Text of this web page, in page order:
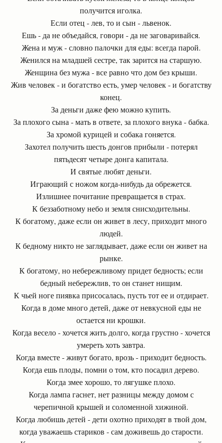
получится иголка.
Если отец - лев, то и сын - львенок.
Ешь - да не объедайся, говори - да не заговаривайся.
Жена и муж - словно палочки для еды: всегда парой.
Женился на младшей сестре, так зарится на старшую.
Женщина без мужа - все равно что дом без крыши.
Жив человек - и богатство есть, умер человек - и богатству
конец.
За деньги даже фею можно купить.
За плохого сына - мать в ответе, за плохого внука - бабка.
За хромой курицей и собака гоняется.
Захотел получить шесть донгов прибыли - потерял
пятьдесят четыре донга капитала.
И святые любят деньги.
Играющий с ножом когда-нибудь да обрежется.
Излишнее почитание превращается в страх.
К беззаботному небо и земля снисходительны.
К богатому, даже если он живет в лесу, приходит много
людей.
К бедному никто не заглядывает, даже если он живет на
рынке.
К богатому, но небережливому придет бедность; если
бедный небережлив, то он станет нищим.
К чьей ноге пиявка присосалась, пусть тот ее и отдирает.
Когда в доме много детей, даже от невкусной еды не
остается ни крошки.
Когда весело - хочется жить долго, когда грустно - хочется
умереть хоть завтра.
Когда вместе - живут богато, врозь - приходит бедность.
Когда ешь плоды, помни о том, кто посадил дерево.
Когда змее хорошо, то лягушке плохо.
Когда лампа гаснет, нет разницы между домом с
черепичной крышей и соломенной хижиной.
Когда любишь детей - дети охотно приходят в твой дом,
когда уважаешь стариков - сам доживешь до старости.